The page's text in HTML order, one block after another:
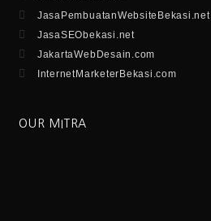
JasaPembuatanWebsiteBekasi.net
JasaSEObekasi.net
JakartaWebDesain.com
InternetMarketerBekasi.com
OUR MITRA